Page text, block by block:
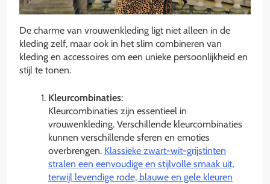
De charme van vrouwenkleding ligt niet alleen in de
kleding zelf, maar ook in het slim combineren van
kleding en accessoires om een unieke persoonlijkheid en
stijl te tonen.
Kleurcombinaties:
Kleurcombinaties zijn essentieel in
vrouwenkleding. Verschillende kleurcombinaties
kunnen verschillende sferen en emoties
overbrengen. Klassieke zwart-wit-grijstinten
stralen een eenvoudige en stijlvolle smaak uit,
terwijl levendige rode, blauwe en gele kleuren